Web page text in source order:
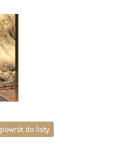
powrót do listy